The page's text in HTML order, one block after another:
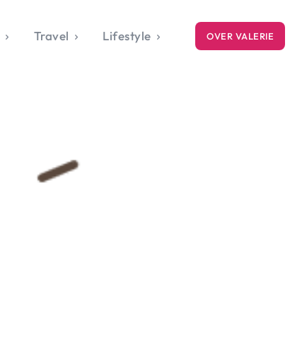
Travel Lifestyle OVER VALERIE